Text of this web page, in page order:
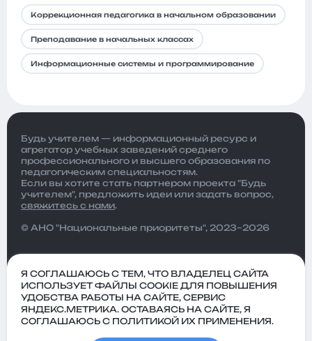
Коррекционная педагогика в начальном образовании
Преподавание в начальных классах
Информационные системы и программирование
Будь учителем — информационный ресурс и
агрегатор учебных заведений среднего
профессионального и высшего образования по
педагогическим специальностям.
Если вы хотите стать партнером проекта "Будь
учителем", предложить идеи или задать вопрос,
свяжитесь с нами.
© АНО "Национальные приоритеты", 2023–2026
Я СОГЛАШАЮСЬ С ТЕМ, ЧТО ВЛАДЕЛЕЦ САЙТА
ИСПОЛЬЗУЕТ ФАЙЛЫ COOKIE ДЛЯ ПОВЫШЕНИЯ
УДОБСТВА РАБОТЫ НА САЙТЕ, СЕРВИС
ЯНДЕКС.МЕТРИКА. ОСТАВАЯСЬ НА САЙТЕ, Я
СОГЛАШАЮСЬ С ПОЛИТИКОЙ ИХ ПРИМЕНЕНИЯ.